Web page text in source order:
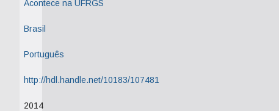
Acontece na UFRGS
Brasil
Português
http://hdl.handle.net/10183/107481
2014